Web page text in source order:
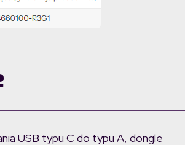
USB typu C do typu A, dongle